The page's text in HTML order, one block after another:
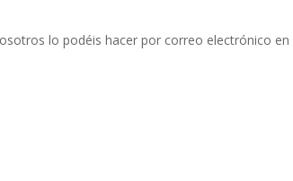
lo podéis hacer por correo electrónico en